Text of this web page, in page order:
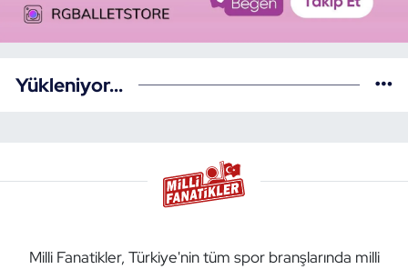
Yükleniyor...
Milli Fanatikler, Türkiye'nin tüm spor branşlarında milli